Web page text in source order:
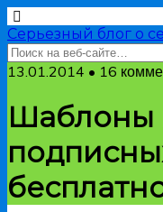
Серьезный блог о
13.01.2014 • 16
Шаблоны